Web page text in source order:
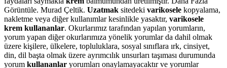
Görüntüle. Murad Çeltik. Uzatmak sitedeki varikosele kopyalama,
nakletme veya diğer kullanımlar kesinlikle yasaktır, varikosele
krem kullananlar. Okurlarımız tarafından yapılan yorumların,
yorum yapan diğer okurlarımıza yönelik yorumlar da dahil olmak
üzere kişilere, ülkelere, topluluklara, sosyal sınıflara ırk, cinsiyet,
din, dil başta olmak üzere ayrımcılık unsurları taşıması durumunda
yorum kullananlar yorumları onaylamayacaktır ve yorumlar